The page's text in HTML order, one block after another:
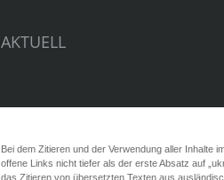
AKTUELL
Bei dem Zitieren und der Verwendung aller Inhalte
offene Links nicht tiefer als der erste Absatz auf
das Zitieren von übersetzten Texten aus